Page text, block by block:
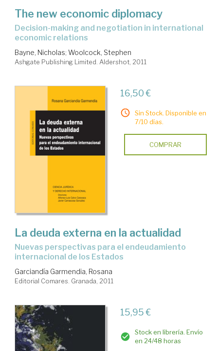
The new economic diplomacy
decision-making and negotiation in international
economic relations
Bayne, Nicholas; Woolcock, Stephen
Ashgate Publishing Limited. Aldershot, 2011
16,50 €
Sin Stock. Disponible en
7/10 días.
COMPRAR
La deuda externa en la actualidad
nuevas perspectivas para el endeudamiento
internacional de los Estados
Garciandía Garmendia, Rosana
Editorial Comares. Granada, 2011
15,95 €
Stock en librería. Envío
en 24/48 horas